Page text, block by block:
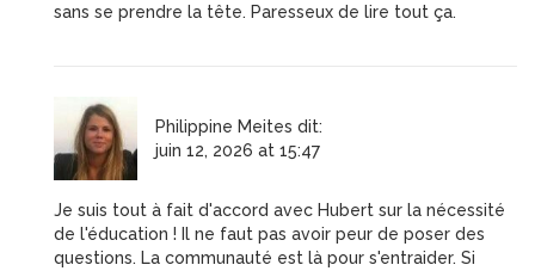
sans se prendre la tête. Paresseux de lire tout ça.
Philippine Meites dit:
juin 12, 2026 at 15:47
Je suis tout à fait d'accord avec Hubert sur la nécessité
de l'éducation ! Il ne faut pas avoir peur de poser des
questions. La communauté est là pour s'entraider. Si